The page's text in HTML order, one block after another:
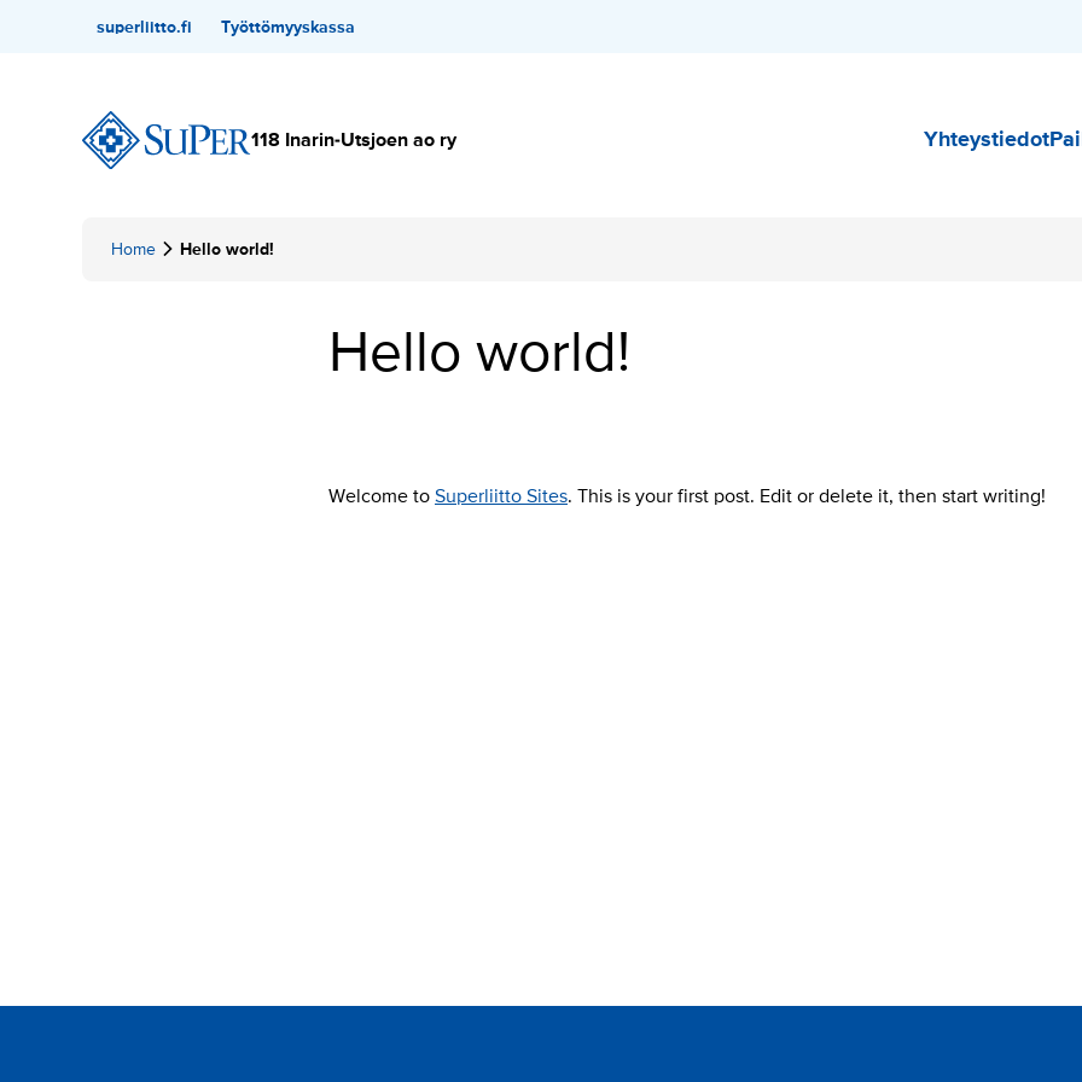
Toissijainen
superliitto.fi Työttömyyskassa
118 Inarin-Utsjoen ao ry Yhteystiedot
Home Hello world!
Hello world!
Welcome to Superliitto Sites. This is your first post. Edit or delete it, then start writing!